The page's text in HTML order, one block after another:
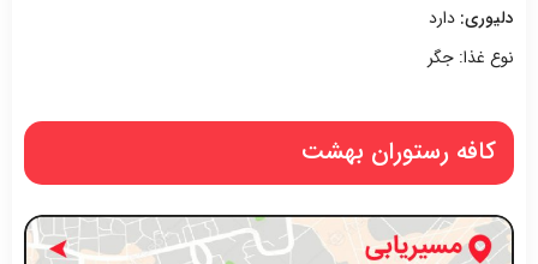
دلیوری: دارد
نوع غذا: جگر
کافه رستوران بهشت